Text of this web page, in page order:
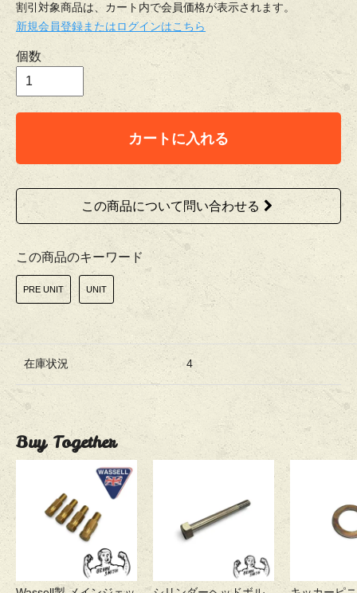
割引対象商品は、カート内で会員価格が表示されます。
新規会員登録またはログインはこちら
個数
カートに入れる
この商品について問い合わせる
この商品のキーワード
PRE UNIT UNIT
在庫状況 4
Buy Together